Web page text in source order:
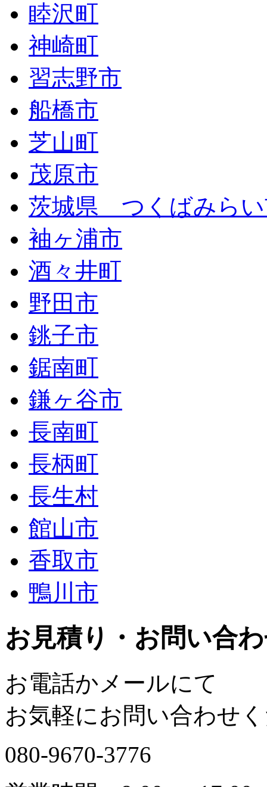
睦沢町
神崎町
習志野市
船橋市
芝山町
茂原市
茨城県 つくばみら
袖ヶ浦市
酒々井町
野田市
銚子市
鋸南町
鎌ヶ谷市
長南町
長柄町
長生村
館山市
香取市
鴨川市
お見積り・お問い合
お電話かメールにて
お気軽にお問い合わせ
080-9670-3776